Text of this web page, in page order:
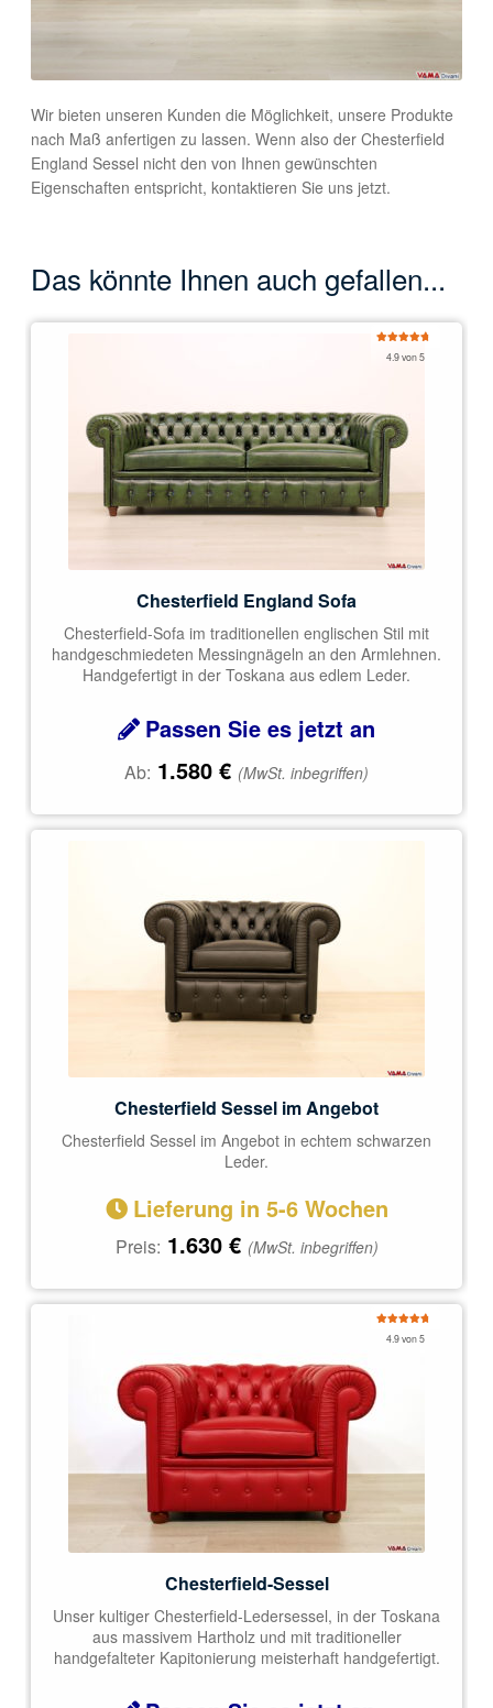
Wir bieten unseren Kunden die Möglichkeit, unsere Produkte
nach Maß anfertigen zu lassen. Wenn also der Chesterfield
England Sessel nicht den von Ihnen gewünschten
Eigenschaften entspricht, kontaktieren Sie uns jetzt.
Das könnte Ihnen auch gefallen...
4.9 von 5
Chesterfield England Sofa
Chesterfield-Sofa im traditionellen englischen Stil mit
handgeschmiedeten Messingnägeln an den Armlehnen.
Handgefertigt in der Toskana aus edlem Leder.
Passen Sie es jetzt an
Ab: 1.580 € (MwSt. inbegriffen)
Chesterfield Sessel im Angebot
Chesterfield Sessel im Angebot in echtem schwarzen
Leder.
Lieferung in 5-6 Wochen
Preis: 1.630 € (MwSt. inbegriffen)
4.9 von 5
Chesterfield-Sessel
Unser kultiger Chesterfield-Ledersessel, in der Toskana
aus massivem Hartholz und mit traditioneller
handgefalteter Kapitonierung meisterhaft handgefertigt.